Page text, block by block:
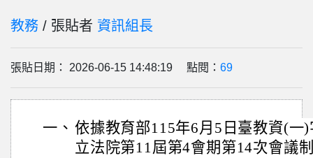
教務 / 張貼者 資訊組長
張貼日期： 2026-06-15 14:48:19 點閱： 69
一、 依據教育部115年6月5日臺教資(一
立法院第11屆第4會期第14次會議